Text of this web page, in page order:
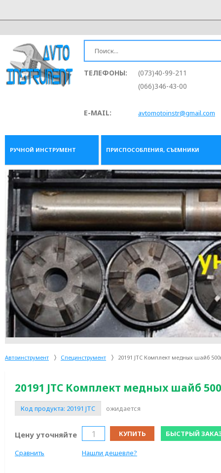
ТЕЛЕФОНЫ:
(073)40-99-211
(066)346-43-00
E-MAIL: avtomotoinstr@gmail.com
РУЧНОЙ ИНСТРУМЕНТ ПРИСПОСОБЛЕНИЯ, СЪЕМНИКИ
Автоинструмент Специнструмент 20191 JTC Комплект медных шайб
20191 JTC Комплект медных шайб
Код продукта: 20191 JTC ожидается
Цену уточняйте КУПИТЬ БЫСТРЫЙ
Сравнить Нашли дешевле?